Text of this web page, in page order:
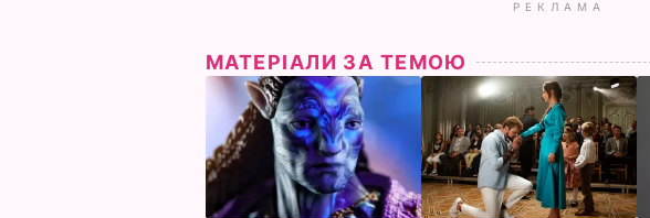
РЕКЛАМА
МАТЕРІАЛИ ЗА ТЕМОЮ